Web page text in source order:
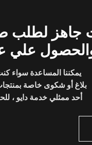
جاهز لطلب
علي
يمكننا المساعدة سواء
بلاغ أو شكوى خاصة
أحد ممثلي خدمة دايو ،